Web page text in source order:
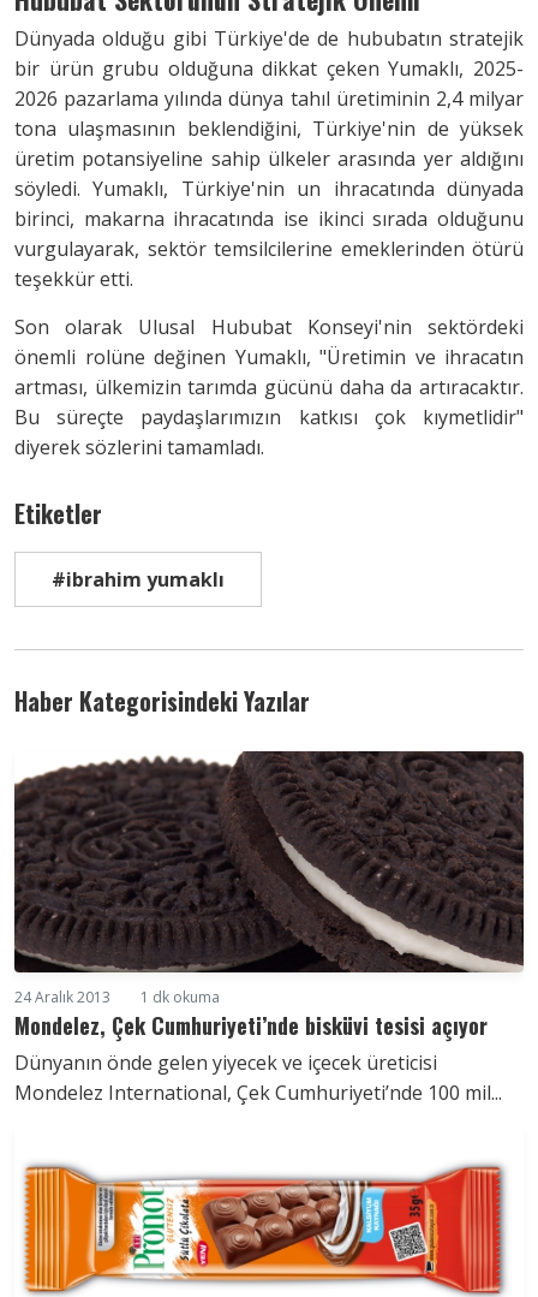
Dünyada olduğu gibi Türkiye'de de hububatın stratejik
bir ürün grubu olduğuna dikkat çeken Yumaklı, 2025-
2026 pazarlama yılında dünya tahıl üretiminin 2,4 milyar
tona ulaşmasının beklendiğini, Türkiye'nin de yüksek
üretim potansiyeline sahip ülkeler arasında yer aldığını
söyledi. Yumaklı, Türkiye'nin un ihracatında dünyada
birinci, makarna ihracatında ise ikinci sırada olduğunu
vurgulayarak, sektör temsilcilerine emeklerinden ötürü
teşekkür etti.
Son olarak Ulusal Hububat Konseyi'nin sektördeki
önemli rolüne değinen Yumaklı, "Üretimin ve ihracatın
artması, ülkemizin tarımda gücünü daha da artıracaktır.
Bu süreçte paydaşlarımızın katkısı çok kıymetlidir"
diyerek sözlerini tamamladı.
Etiketler
#ibrahim yumaklı
Haber Kategorisindeki Yazılar
24 Aralık 2013 1 dk okuma
Mondelez, Çek Cumhuriyeti’nde bisküvi tesisi açıyor
Dünyanın önde gelen yiyecek ve içecek üreticisi
Mondelez International, Çek Cumhuriyeti’nde 100 mil...